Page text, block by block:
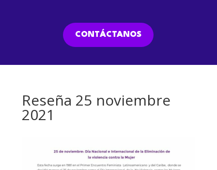
CONTÁCTANOS
Reseña 25 noviembre
2021